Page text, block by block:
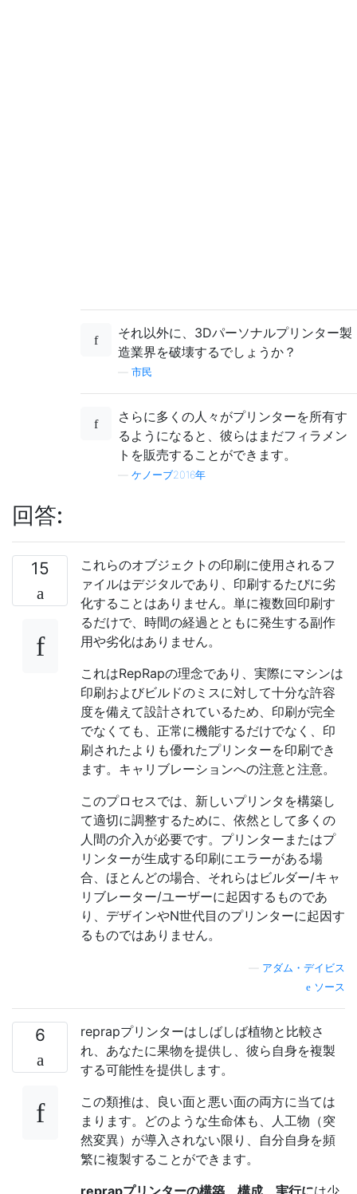
それ以外に、3Dパーソナルプリンター製
造業界を破壊するでしょうか？
市民
さらに多くの人々がプリンターを所有す
るようになると、彼らはまだフィラメン
トを販売することができます。
ケノーブ2016年
回答:
15
これらのオブジェクトの印刷に使用されるフ
ァイルはデジタルであり、印刷するたびに劣
化することはありません。単に複数回印刷す
るだけで、時間の経過とともに発生する副作
用や劣化はありません。
これはRepRapの理念であり、実際にマシンは
印刷およびビルドのミスに対して十分な許容
度を備えて設計されているため、印刷が完全
でなくても、正常に機能するだけでなく、印
刷されたよりも優れたプリンターを印刷でき
ます。キャリブレーションへの注意と注意。
このプロセスでは、新しいプリンタを構築し
て適切に調整するために、依然として多くの
人間の介入が必要です。プリンターまたはプ
リンターが生成する印刷にエラーがある場
合、ほとんどの場合、それらはビルダー/キャ
リブレーター/ユーザーに起因するものであ
り、デザインやN世代目のプリンターに起因す
るものではありません。
アダム・デイビス
ソース
6
reprapプリンターはしばしば植物と比較さ
れ、あなたに果物を提供し、彼ら自身を複製
する可能性を提供します。
この類推は、良い面と悪い面の両方に当ては
まります。どのような生命体も、人工物（突
然変異）が導入されない限り、自分自身を頻
繁に複製することができます。
reprapプリンターの構築、構成、実行には少